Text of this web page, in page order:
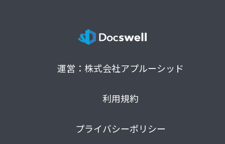
運営：株式会社アプルーシッド
利用規約
プライバシーポリシー